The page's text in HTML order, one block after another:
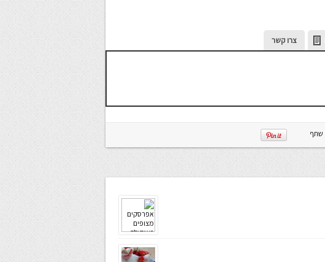
צרו קשר
שתף